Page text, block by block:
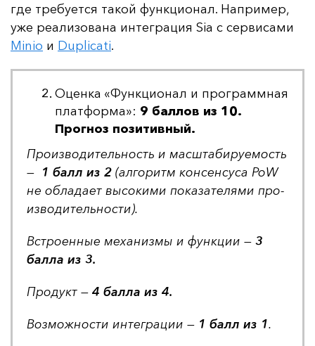
где тре­бу­ет­ся та­кой фун­кци­онал. Нап­ри­мер,
уже ре­али­зо­ва­на ин­тег­ра­ция Sia с сер­ви­са­ми
Minio и Duplicati.
Оценка «Функционал и программная
платформа»: 9 баллов из 10.
Прогноз позитивный.
Про­из­во­ди­тель­ность и мас­шта­би­ру­емость
— 1 балл из 2 (ал­го­ритм кон­сен­су­са PoW
не об­ла­да­ет вы­со­ки­ми по­ка­за­те­ля­ми про­
из­во­ди­тель­нос­ти).
Встро­ен­ные ме­ха­низ­мы и фун­кции — 3
бал­ла из 3.
Про­дукт — 4 бал­ла из 4.
Воз­мож­нос­ти ин­тег­ра­ции — 1 балл из 1.